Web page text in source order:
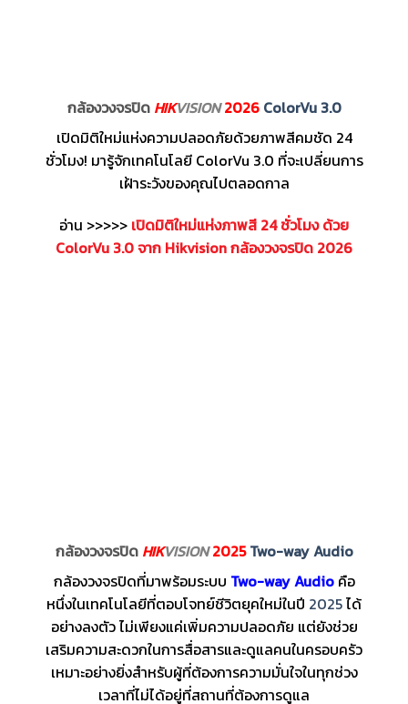
กล้องวงจรปิด HIKVISION 2026 ColorVu 3.0
เปิดมิติใหม่แห่งความปลอดภัยด้วยภาพสีคมชัด 24
ชั่วโมง! มารู้จักเทคโนโลยี ColorVu 3.0 ที่จะเปลี่ยนการ
เฝ้าระวังของคุณไปตลอดกาล
อ่าน >>>>> เปิดมิติใหม่แห่งภาพสี 24 ชั่วโมง ด้วย
ColorVu 3.0 จาก Hikvision กล้องวงจรปิด 2026
กล้องวงจรปิด HIKVISION 2025 Two-way Audio
กล้องวงจรปิดที่มาพร้อมระบบ Two-way Audioคือ
หนึ่งในเทคโนโลยีที่ตอบโจทย์ชีวิตยุคใหม่ในปี 2025ได้
อย่างลงตัว ไม่เพียงแค่เพิ่มความปลอดภัย แต่ยังช่วย
เสริมความสะดวกในการสื่อสารและดูแลคนในครอบครัว
เหมาะอย่างยิ่งสำหรับผู้ที่ต้องการความมั่นใจในทุกช่วง
เวลาที่ไม่ได้อยู่ที่สถานที่ต้องการดูแล